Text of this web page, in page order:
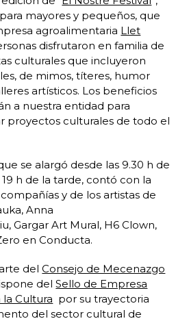
mayores y pequeños, que
agroalimentaria Llet
disfrutaron en familia de
culturales que incluyeron
de mimos, títeres, humor
artísticos. Los beneficios
a nuestra entidad para
proyectos culturales de todo el
se alargó desde las 9.30 h de
h de la tarde, contó con la
y de los artistas de
Anna
Gargar Art Mural, H6 Clown,
en Conducta.
delConsejo de Mecenazgo
delSello de Empresa
Cultura por su trayectoria
del sector cultural de